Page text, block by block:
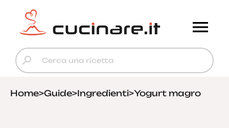
Home>Guide>Ingredienti>Yogurt magro